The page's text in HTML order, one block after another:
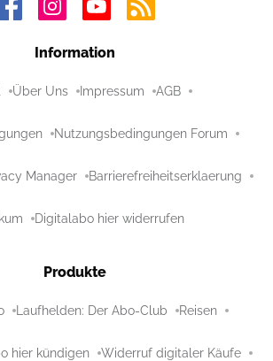
Information
Über Uns Impressum AGB
Nutzungsbedingungen Forum
Manager Barrierefreiheitserklaerung
Digitalabo hier widerrufen
Produkte
Laufhelden: Der Abo-Club Reisen
hier kündigen Widerruf digitaler Käufe